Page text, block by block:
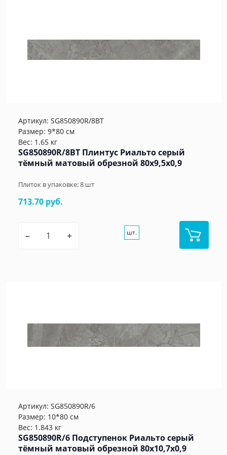
Артикул: SG850890R/8BT
Размер: 9*80 см
Вес: 1.65 кг
SG850890R/8BT Плинтус Риальто серый
тёмный матовый обрезной 80x9,5x0,9
Плиток в упаковке:8 шт
713.70 руб.
– + шт.
Артикул: SG850890R/6
Размер: 10*80 см
Вес: 1.843 кг
SG850890R/6 Подступенок Риальто серый
тёмный матовый обрезной 80x10,7x0,9